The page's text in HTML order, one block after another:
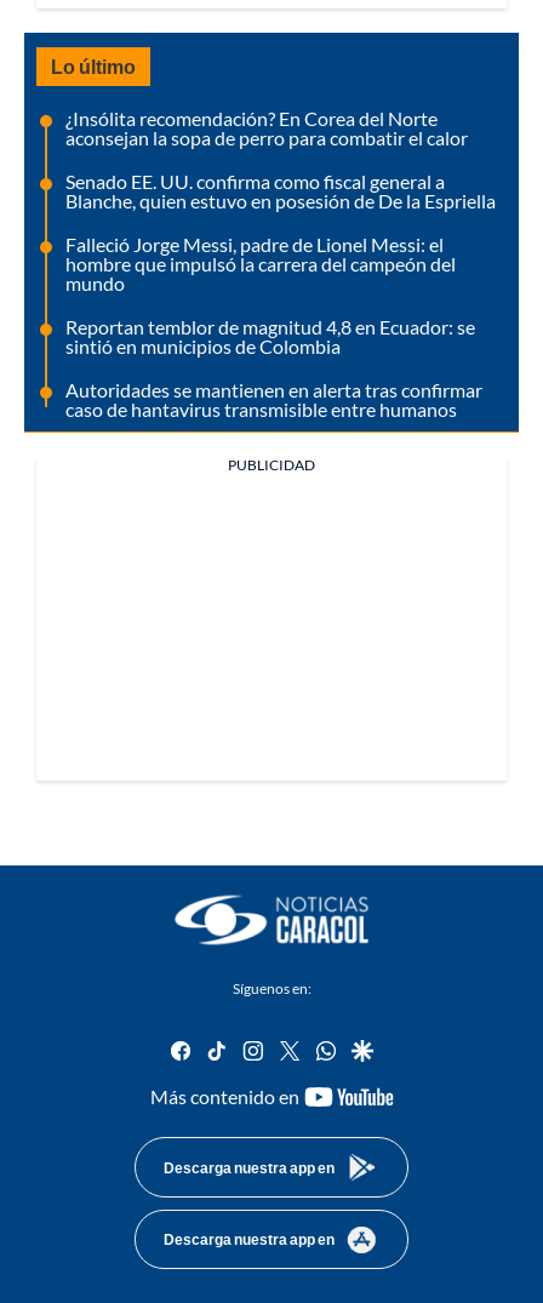
Lo último
¿Insólita recomendación? En Corea del Norte
aconsejan la sopa de perro para combatir el calor
Senado EE. UU. confirma como fiscal general a
Blanche, quien estuvo en posesión de De la Espriella
Falleció Jorge Messi, padre de Lionel Messi: el
hombre que impulsó la carrera del campeón del
mundo
Reportan temblor de magnitud 4,8 en Ecuador: se
sintió en municipios de Colombia
Autoridades se mantienen en alerta tras confirmar
caso de hantavirus transmisible entre humanos
PUBLICIDAD
Síguenos en:
facebook
tiktok instagram
twitterwhatsapp
google
Más contenido en
youtube-
Descarga nuestra app en
Descarga nuestra app en